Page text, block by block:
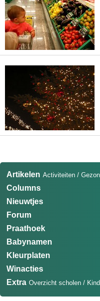
Artikelen Activiteiten /
Columns
Nieuwtjes
Forum
Praathoek
Babynamen
Kleurplaten
Winacties
Extra Overzicht scholen /